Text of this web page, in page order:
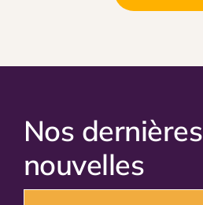
Nos dernières
nouvelles